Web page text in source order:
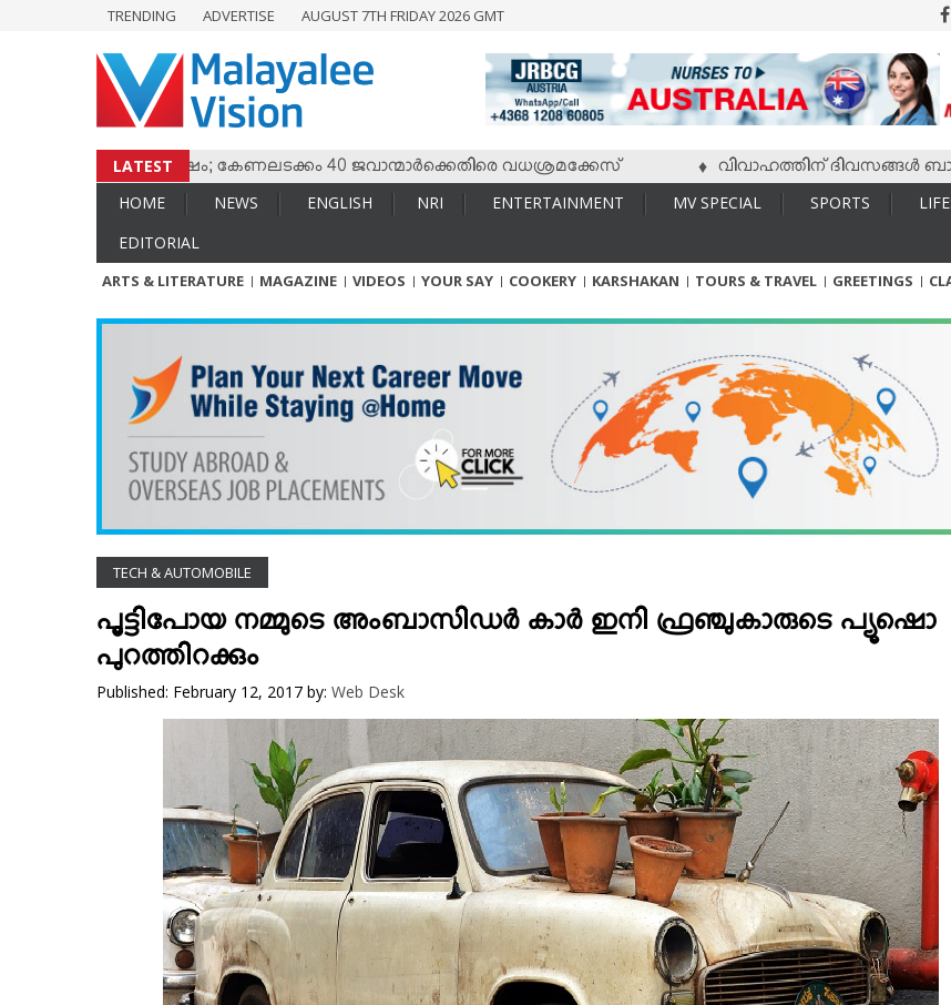
ENTERTAINMENT
TECH & AUTO
ARTS & LITERATURE
TOURS & TRAVEL
TRENDING ADVERTISE AUGUST 7TH FRIDAY 2026 GMT
LATEST
സംഘര്‍ഷം; കേണലടക്കം 40 ജവാന്മാര്‍ക്കെതിരെ വധശ്രമക്കേസ് വിവാഹത്തിന് ദിവസങ്ങള്‍
HOME NEWS ENGLISH NRI ENTERTAINMENT MV SPECIAL SPORTS
EDITORIAL
ARTS & LITERATURE MAGAZINE VIDEOS YOUR SAY COOKERY KARSHAKAN TOURS & TRAVEL GREETINGS
TECH & AUTOMOBILE
പൂട്ടിപോയ നമ്മുടെ അംബാസിഡര്‍ കാര്‍ ഇനി ഫ്രഞ്ചുകാരുടെ പ്യൂഷൊ
പുറത്തിറക്കും
Published: February 12, 2017 by: Web Desk